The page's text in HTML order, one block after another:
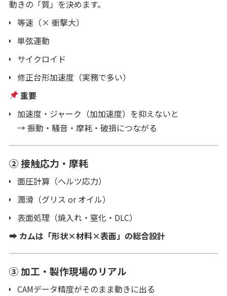
動きの「質」を決めます。
等速（× 衝撃大）
単弦運動
サイクロイド
修正台形加速度（実務で多い）
重要
加速度・ジャーク（加加速度）を抑えないと
→ 振動・騒音・摩耗・破損につながる
② 接触応力・摩耗
面圧計算（ヘルツ応力）
潤滑（グリス or オイル）
表面処理（焼入れ・窒化・DLC）
➡ カムは「形状×材料×表面」の総合設計
③ 加工・製作現場のリアル
CAMデータ精度がそのまま動きに出る